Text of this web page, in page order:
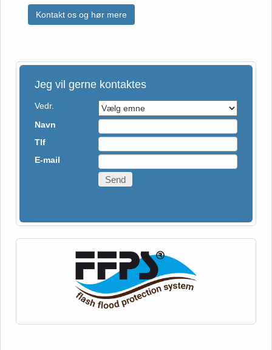
Kontakt os og hør mere
Jeg vil gerne kontaktes
Vedr.
Navn
Tlf
E-mail
Send